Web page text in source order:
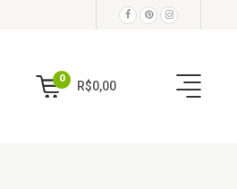
0
R$0,00